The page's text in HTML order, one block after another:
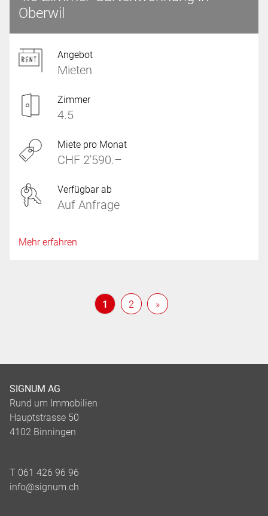
Oberwil
Angebot
Mieten
Zimmer
4.5
Miete pro Monat
CHF 2'590.–
Verfügbar ab
Auf Anfrage
Mehr erfahren
1 2 »
SIGNUM AG
Rund um Immobilien
Hauptstrasse 50
4102 Binningen
T 061 426 96 96
info@signum.ch